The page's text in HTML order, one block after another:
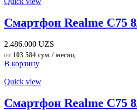
Смартфон Realme C75
2.486.000 UZS
от 103 584 сум / месяц
В корзину
Quick view
Смартфон Realme C75